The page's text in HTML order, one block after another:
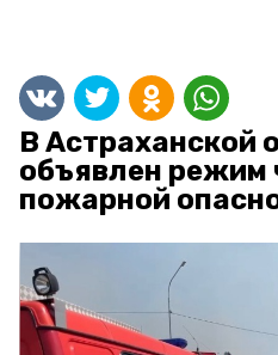
В Астраханской
объявлен режим
пожарной